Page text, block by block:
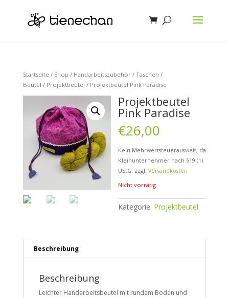
Startseite / Shop / Handarbeitszubehör/ Taschen /
Beutel / Projektbeutel / Projektbeutel Pink Paradise
Projektbeutel
Pink Paradise
€26,00
Kein Mehrwertsteuerausweis, da
Kleinunternehmer nach §19 (1)
UStG. zzgl.Versandkosten
Nicht vorrätig
Kategorie: Projektbeutel
Beschreibung
Beschreibung
Leichter Handarbeitsbeutel mit rundem Boden und